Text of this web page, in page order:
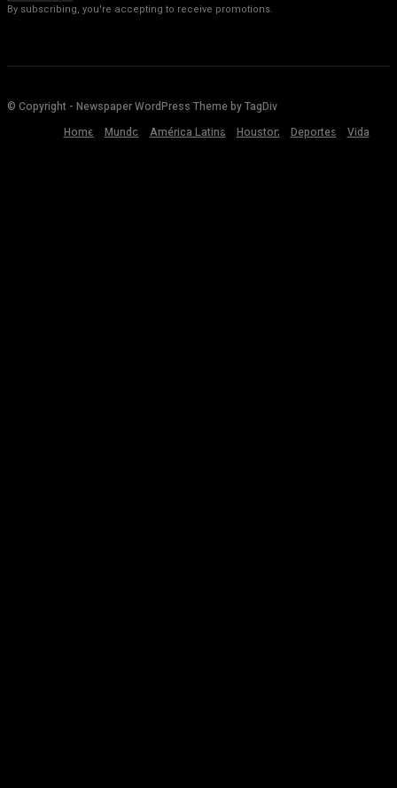
By subscribing, you're accepting to receive promotions.
© Copyright - Newspaper WordPress Theme by TagDiv
Home
Mundo América Latina Houston Deportes Vida